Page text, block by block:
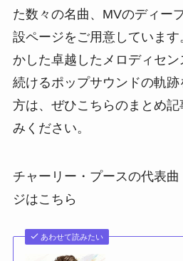
た数々の名曲、MVのディー
設ページをご用意していま
かした卓越したメロディセ
続けるポップサウンドの軌
方は、ぜひこちらのまとめ
みください。
チャーリー・プースの代表
ジはこちら
あわせて読みたい